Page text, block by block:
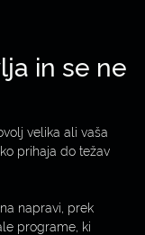
in se ne
velika ali vaša
prihaja do težav
napravi, prek
programe, ki